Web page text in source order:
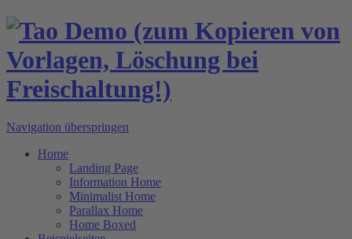
Navigation überspringen
Home
Landing Page
Information Home
Minimalist Home
Parallax Home
Home Boxed